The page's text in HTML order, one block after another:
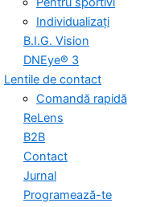
Individualizați
B.I.G. Vision
DNEye® 3
Lentile de contact
Comandă rapidă
ReLens
B2B
Contact
Jurnal
Programează-te